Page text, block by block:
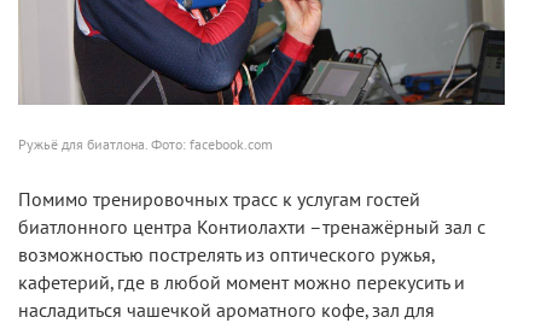
Ружьё для биатлона. Фото: facebook.com
Помимо тренировочных трасс к услугам гостей
биатлонного центра Контиолахти –тренажёрный зал с
возможностью пострелять из оптического ружья,
кафетерий, где в любой момент можно перекусить и
насладиться чашечкой ароматного кофе, зал для